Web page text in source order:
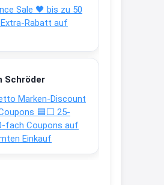
Sale 🖤 bis zu 50
Extra-Rabatt auf
Schröder
Marken-Discount
🟦⬜ 25-
fach Coupons auf
Einkauf
7-Tage
Vitamine